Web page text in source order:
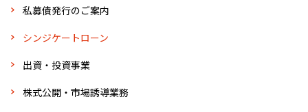
私募債発行のご案内
シンジケートローン
出資・投資事業
株式公開・市場誘導業務